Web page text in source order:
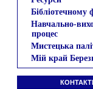
Бібліотечному
Навчально-
процес
Мистецька
Мій край